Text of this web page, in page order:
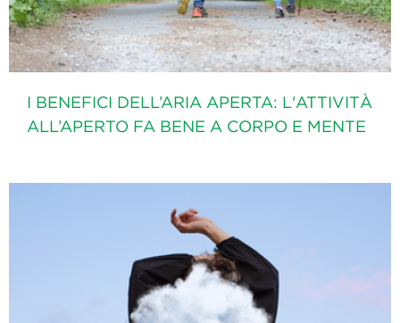
I BENEFICI DELL’ARIA APERTA: L'ATTIVITÀ
ALL’APERTO FA BENE A CORPO E MENTE